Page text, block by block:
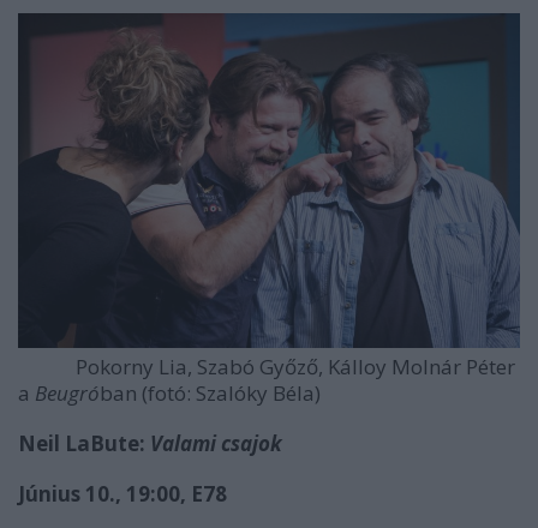
Pokorny Lia, Szabó Győző, Kálloy Molnár Péter
a Beugróban (fotó: Szalóky Béla)
Neil LaBute: Valami csajok
Június 10., 19:00, E78